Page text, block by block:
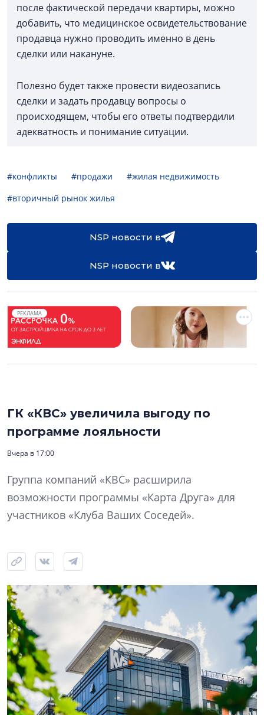
после фактической передачи квартиры, можно
добавить, что медицинское освидетельствование
продавца нужно проводить именно в день
сделки или накануне.
Полезно будет также провести видеозапись
сделки и задать продавцу вопросы о
происходящем, чтобы его ответы подтвердили
адекватность и понимание ситуации.
#конфликты #продажи
#жилая недвижимость
#вторичный рынок жилья
NSP новости в
NSP новости в
РЕКЛАМА
ГК «КВС» увеличила выгоду по
программе лояльности
Вчера в 17:00
Группа компаний «КВС» расширила
возможности программы «Карта Друга» для
участников «Клуба Ваших Соседей».